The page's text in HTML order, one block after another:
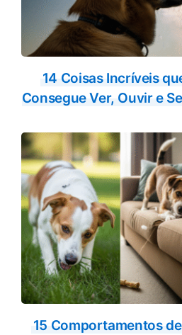
14 Coisas Incríveis
Consegue Ver, Ouvir e
15 Comportamentos